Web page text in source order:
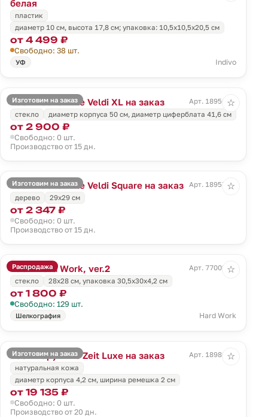
белая
пластик
диаметр 10 см, высота 17,8 см; упаковка: 10,5x10,5x20,5 см
от 4 499 ₽
Свободно: 38 шт.
УФ Indivo
Изготовим на заказ
Часы настенные Veldi XL на заказ
Арт. 18956.01
стекло
диаметр корпуса 50 см, диаметр циферблата 41,6 cм
от 2 900 ₽
Свободно: 0 шт.
Производство от 15 дн.
☆
Изготовим на заказ
Часы настенные Veldi Square на заказ
Арт. 18957.01
дерево
29х29 см
от 2 347 ₽
Свободно: 0 шт.
Производство от 15 дн.
☆
Распродажа
Часы Hard Work, ver.2
Арт. 77002.12
стекло
28х28 см, упаковка 30,5х30х4,2 см
от 1 800 ₽
Свободно: 129 шт.
Шелкография Hard Work
☆
Изготовим на заказ
Часы наручные Zeit Luxe на заказ
Арт. 18980.01
натуральная кожа
диаметр корпуса 4,2 см, ширина ремешка 2 см
от 19 135 ₽
Свободно: 0 шт.
Производство от 20 дн.
☆